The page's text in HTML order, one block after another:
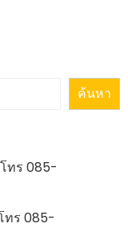
ค้นหา
ทร 085-
ทร 085-